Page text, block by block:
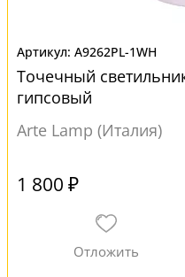
A9262PL-1WH
Точечный
гипсовый
Arte Lamp (Италия)
1 800 ₽